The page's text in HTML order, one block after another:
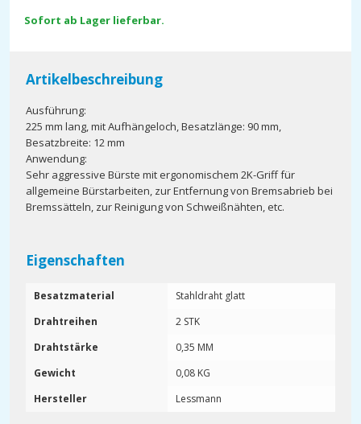
Sofort ab Lager lieferbar.
Artikelbeschreibung
Ausführung:
225 mm lang, mit Aufhängeloch, Besatzlänge: 90 mm,
Besatzbreite: 12 mm
Anwendung:
Sehr aggressive Bürste mit ergonomischem 2K-Griff für
allgemeine Bürstarbeiten, zur Entfernung von Bremsabrieb bei
Bremssätteln, zur Reinigung von Schweißnähten, etc.
Eigenschaften
Besatzmaterial
Stahldraht glatt
Drahtreihen
2 STK
Drahtstärke
0,35 MM
Gewicht
0,08 KG
Hersteller
Lessmann